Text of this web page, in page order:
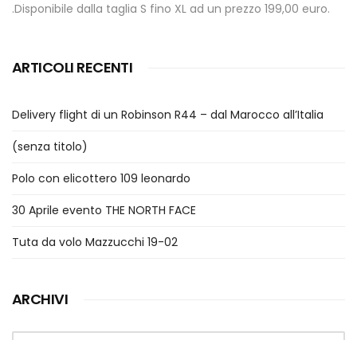
.Disponibile dalla taglia S fino XL ad un prezzo 199,00 euro.
ARTICOLI RECENTI
Delivery flight di un Robinson R44 – dal Marocco all’Italia
(senza titolo)
Polo con elicottero 109 leonardo
30 Aprile evento THE NORTH FACE
Tuta da volo Mazzucchi 19-02
ARCHIVI